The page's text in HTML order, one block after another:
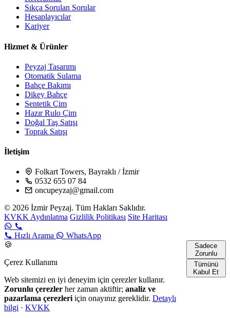
Sıkça Sorulan Sorular
Hesaplayıcılar
Kariyer
Hizmet & Ürünler
Peyzaj Tasarımı
Otomatik Sulama
Bahçe Bakımı
Dikey Bahçe
Sentetik Çim
Hazır Rulo Çim
Doğal Taş Satışı
Toprak Satışı
İletişim
Folkart Towers, Bayraklı / İzmir
0532 655 07 84
oncupeyzaj@gmail.com
© 2026 İzmir Peyzaj. Tüm Hakları Saklıdır.
KVKK Aydınlatma Gizlilik Politikası Site Haritası
Hızlı Arama
WhatsApp
🍪
Çerez Kullanımı
Web sitemizi en iyi deneyim için çerezler kullanır.
Zorunlu çerezler her zaman aktiftir; analiz ve
pazarlama çerezleriiçin onayınız gereklidir. Detaylı
bilgi · KVKK
Sadece
Zorunlu
Tümünü
Kabul Et